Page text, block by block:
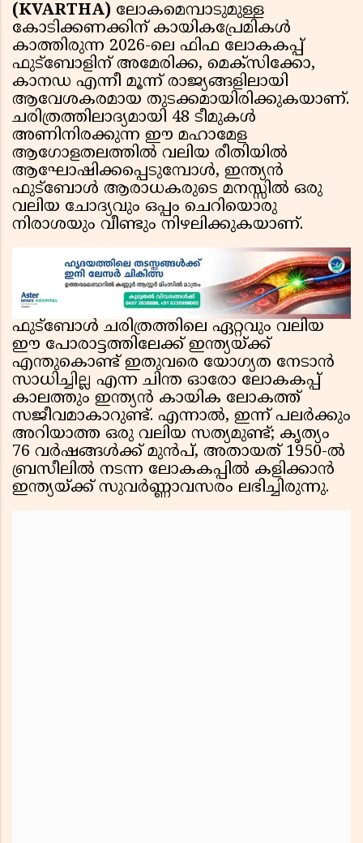
(KVARTHA) ലോകമെമ്പാടുമുള്ള
കോടിക്കണക്കിന് കായികപ്രേമികൾ
കാത്തിരുന്ന 2026-ലെ ഫിഫ ലോകകപ്പ്
ഫുട്ബോളിന് അമേരിക്ക, മെക്സിക്കോ,
കാനഡ എന്നീ മൂന്ന് രാജ്യങ്ങളിലായി
ആവേശകരമായ തുടക്കമായിരിക്കുകയാണ്.
ചരിത്രത്തിലാദ്യമായി 48 ടീമുകൾ
അണിനിരക്കുന്ന ഈ മഹാമേള
ആഗോളതലത്തിൽ വലിയ രീതിയിൽ
ആഘോഷിക്കപ്പെടുമ്പോൾ, ഇന്ത്യൻ
ഫുട്ബോൾ ആരാധകരുടെ മനസ്സിൽ ഒരു
വലിയ ചോദ്യവും ഒപ്പം ചെറിയൊരു
നിരാശയും വീണ്ടും നിഴലിക്കുകയാണ്.
ഫുട്ബോൾ ചരിത്രത്തിലെ ഏറ്റവും വലിയ
ഈ പോരാട്ടത്തിലേക്ക് ഇന്ത്യയ്ക്ക്
എന്തുകൊണ്ട് ഇതുവരെ യോഗ്യത നേടാൻ
സാധിച്ചില്ല എന്ന ചിന്ത ഓരോ ലോകകപ്പ്
കാലത്തും ഇന്ത്യൻ കായിക ലോകത്ത്
സജീവമാകാറുണ്ട്. എന്നാൽ, ഇന്ന് പലർക്കും
അറിയാത്ത ഒരു വലിയ സത്യമുണ്ട്; കൃത്യം
76 വർഷങ്ങൾക്ക് മുൻപ്, അതായത് 1950-ൽ
ബ്രസീലിൽ നടന്ന ലോകകപ്പിൽ കളിക്കാൻ
ഇന്ത്യയ്ക്ക് സുവർണ്ണാവസരം ലഭിച്ചിരുന്നു.